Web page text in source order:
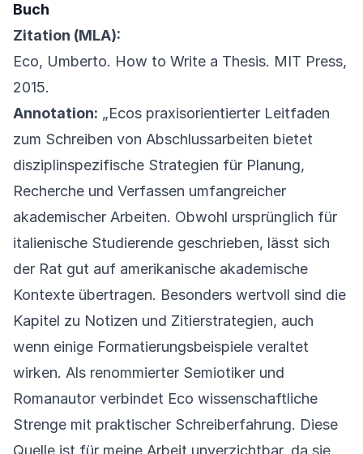
Buch
Zitation (MLA):
Eco, Umberto. How to Write a Thesis. MIT Press,
2015.
Annotation: „Ecos praxisorientierter Leitfaden
zum Schreiben von Abschlussarbeiten bietet
disziplinspezifische Strategien für Planung,
Recherche und Verfassen umfangreicher
akademischer Arbeiten. Obwohl ursprünglich für
italienische Studierende geschrieben, lässt sich
der Rat gut auf amerikanische akademische
Kontexte übertragen. Besonders wertvoll sind die
Kapitel zu Notizen und Zitierstrategien, auch
wenn einige Formatierungsbeispiele veraltet
wirken. Als renommierter Semiotiker und
Romanautor verbindet Eco wissenschaftliche
Strenge mit praktischer Schreiberfahrung. Diese
Quelle ist für meine Arbeit unverzichtbar, da sie